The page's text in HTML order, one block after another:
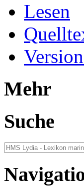
Lesen
Mehr
Suche